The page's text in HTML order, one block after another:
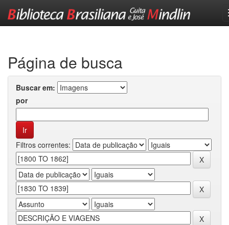
Página de busca
Buscar em:
por
Filtros correntes: